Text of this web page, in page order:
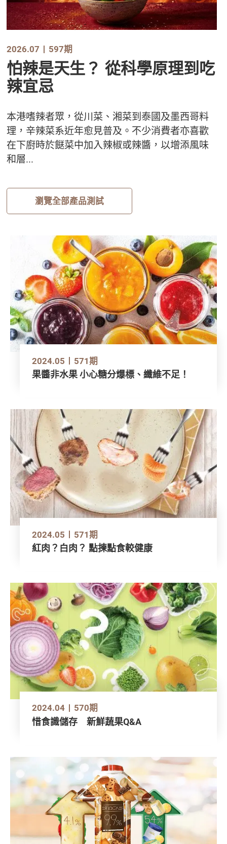
2026.07 597期
怕辣是天生？ 從科學原理到吃
辣宜忌
本港嗜辣者眾，從川菜、湘菜到泰國及墨西哥料
理，辛辣菜系近年愈見普及。不少消費者亦喜歡
在下廚時於餸菜中加入辣椒或辣醬，以增添風味
和層...
瀏覽全部產品測試
2024.05 571期
果醬非水果 小心糖分爆標、纖維不足！
2024.05 571期
紅肉？白肉？ 點揀點食較健康
2024.04 570期
惜食識儲存 新鮮蔬果Q&A